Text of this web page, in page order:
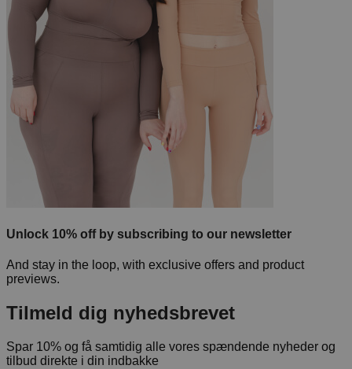
Unlock 10% off by subscribing to our newsletter
And stay in the loop, with exclusive offers and product
previews.
Tilmeld dig nyhedsbrevet
Spar 10% og få samtidig alle vores spændende nyheder og
tilbud direkte i din indbakke